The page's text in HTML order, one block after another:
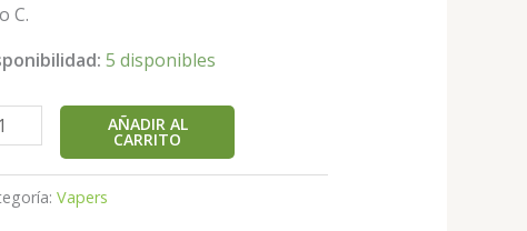
C.
5 disponibles
AÑADIR AL
CARRITO
Vapers